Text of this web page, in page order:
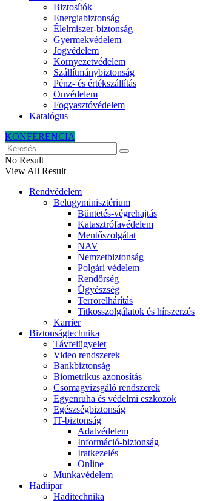
Biztosítók
Energiabiztonság
Élelmiszer-biztonság
Gyermekvédelem
Jogvédelem
Környezetvédelem
Szállítmánybiztonság
Pénz- és értékszállítás
Önvédelem
Fogyasztóvédelem
Katalógus
KONFERENCIA
No Result
View All Result
Rendvédelem
Belügyminisztérium
Büntetés-végrehajtás
Katasztrófavédelem
Mentőszolgálat
NAV
Nemzetbiztonság
Polgári védelem
Rendőrség
Ügyészség
Terrorelhárítás
Titkosszolgálatok és hírszerzés
Karrier
Biztonságtechnika
Távfelügyelet
Video rendszerek
Bankbiztonság
Biometrikus azonosítás
Csomagvizsgáló rendszerek
Egyenruha és védelmi eszközök
Egészségbiztonság
IT-biztonság
Adatvédelem
Információ-biztonság
Iratkezelés
Online
Munkavédelem
Hadiipar
Haditechnika